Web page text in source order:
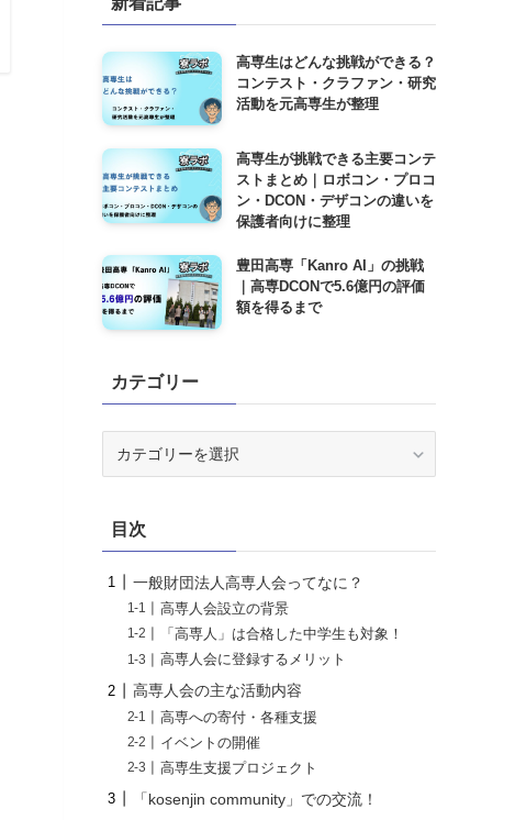
高専生はどんな挑戦ができる？
コンテスト・クラファン・研究
活動を元高専生が整理
高専生が挑戦できる主要コンテ
ストまとめ｜ロボコン・プロコ
ン・DCON・デザコンの違いを
保護者向けに整理
豊田高専「Kanro AI」の挑戦
｜高専DCONで5.6億円の評価
額を得るまで
カテゴリー
ー目次
一般財団法人高専人会ってなに？
高専人会設立の背景
「高専人」は合格した中学生も対象！
高専人会に登録するメリット
高専人会の主な活動内容
高専への寄付・各種支援
イベントの開催
高専生支援プロジェクト
「kosenjin community」での交流！